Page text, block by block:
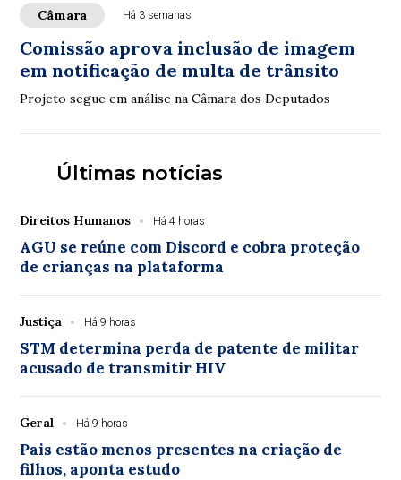
Câmara Há 3 semanas
Comissão aprova inclusão de imagem
em notificação de multa de trânsito
Projeto segue em análise na Câmara dos Deputados
Últimas notícias
Direitos Humanos Há 4 horas
AGU se reúne com Discord e cobra proteção
de crianças na plataforma
Justiça Há 9 horas
STM determina perda de patente de militar
acusado de transmitir HIV
Geral Há 9 horas
Pais estão menos presentes na criação de
filhos, aponta estudo